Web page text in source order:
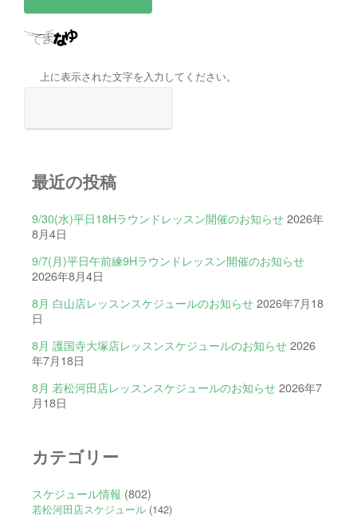
上に表示された文字を入力してください。
最近の投稿
9/30(水)平日18Hラウンドレッスン開催のお知らせ 2026年
8月4日
9/7(月)平日午前練9Hラウンドレッスン開催のお知らせ
2026年8月4日
8月 白山店レッスンスケジュールのお知らせ 2026年7月18
日
8月 護国寺大塚店レッスンスケジュールのお知らせ 2026
年7月18日
8月 若松河田店レッスンスケジュールのお知らせ 2026年7
月18日
カテゴリー
スケジュール情報 (802)
若松河田店スケジュール(142)